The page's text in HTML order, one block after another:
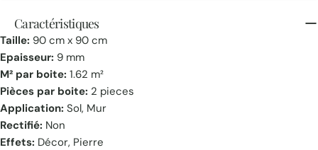
Caractéristiques
Taille: 90 cm x 90 cm
Epaisseur: 9 mm
M² par boite: 1.62 m²
Pièces par boite: 2 pieces
Application: Sol, Mur
Rectifié: Non
Effets: Décor, Pierre